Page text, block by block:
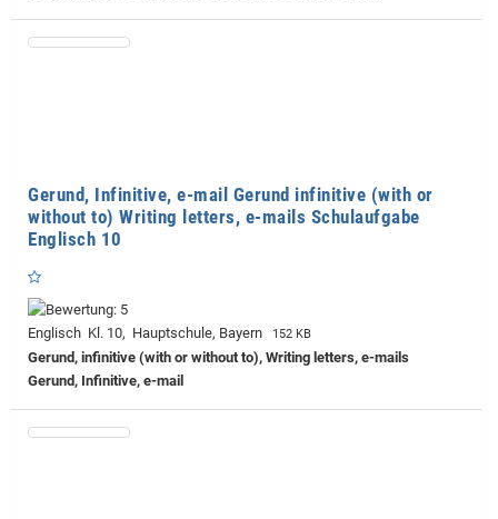
Gerund, Infinitive, e-mail Gerund infinitive (with or
without to) Writing letters, e-mails Schulaufgabe
Englisch 10
Englisch Kl. 10, Hauptschule, Bayern 152 KB
Gerund, infinitive (with or without to), Writing letters, e-mails
Gerund, Infinitive, e-mail